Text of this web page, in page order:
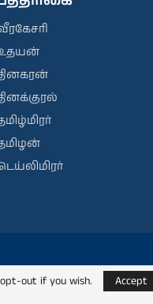
out if you wish.
Accept